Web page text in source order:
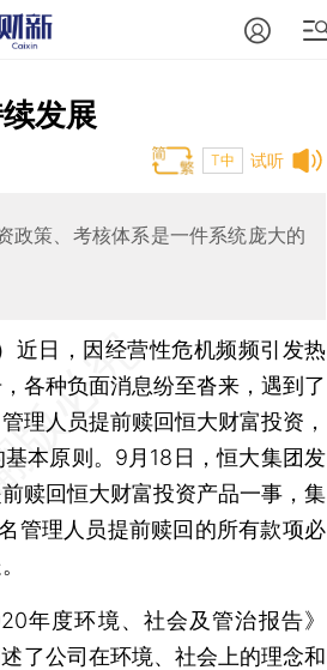
发展
试听
T中
政策、考核体系是一件系统庞大的
近日，因经营性危机频频引发热
各种负面消息纷至沓来，遇到了
理人员提前赎回恒大财富投资，
本原则。9月18日，恒大集团发
赎回恒大财富投资产品一事，集
管理人员提前赎回的所有款项必
度环境、社会及管治报告》
了公司在环境、社会上的理念和